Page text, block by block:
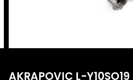
AKRAPOVIC L-Y10SO19